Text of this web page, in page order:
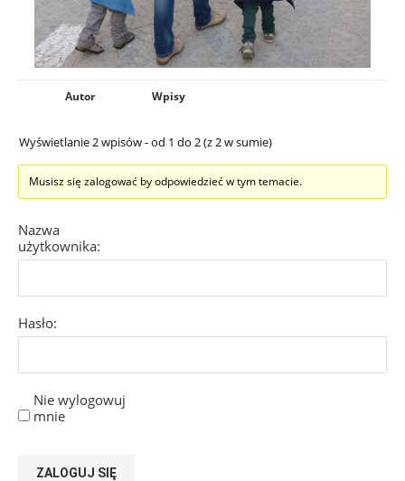
Autor Wpisy
Wyświetlanie 2 wpisów - od 1 do 2 (z 2 w sumie)
Musisz się zalogować by odpowiedzieć w tym temacie.
Nazwa
użytkownika:
Hasło:
Nie wylogowuj
mnie
ZALOGUJ SIĘ